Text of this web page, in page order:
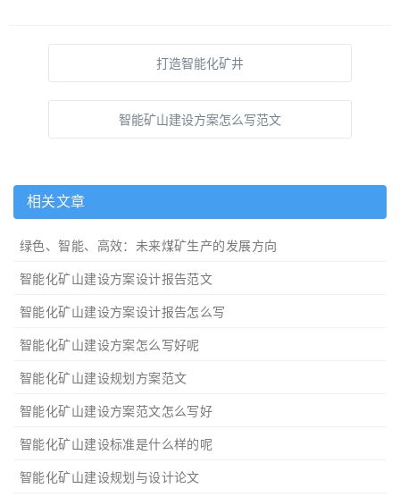
打造智能化矿井
智能矿山建设方案怎么写范文
相关文章
绿色、智能、高效：未来煤矿生产的发展方向
智能化矿山建设方案设计报告范文
智能化矿山建设方案设计报告怎么写
智能化矿山建设方案怎么写好呢
智能化矿山建设规划方案范文
智能化矿山建设方案范文怎么写好
智能化矿山建设标准是什么样的呢
智能化矿山建设规划与设计论文